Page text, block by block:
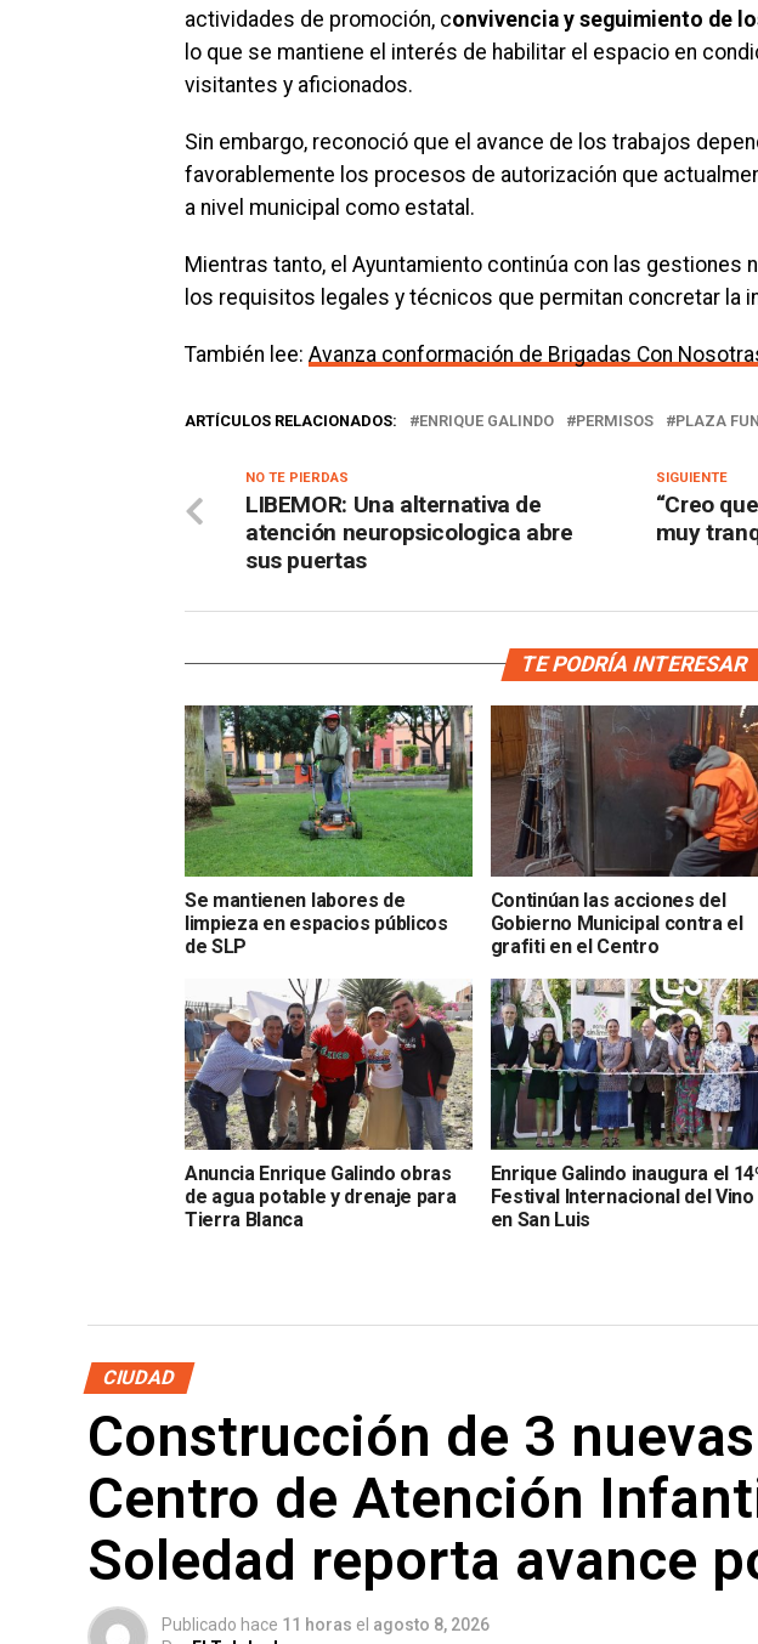
actividades de promoción, convivencia y seguimiento de
lo que se mantiene el interés de habilitar el espacio en
visitantes y aficionados.
Sin embargo, reconoció que el avance de los trabajos
favorablemente los procesos de autorización que
a nivel municipal como estatal.
Mientras tanto, el Ayuntamiento continúa con las gestiones
los requisitos legales y técnicos que permitan concretar la
También lee: Avanza conformación de Brigadas Con
ARTÍCULOS RELACIONADOS: ENRIQUE GALINDO PERMISOS PLAZA
SIGUIENTE
“Creo
muy
NO TE PIERDAS
LIBEMOR: Una alternativa de
atención neuropsicologica abre
sus puertas
TE PODRÍA INTERESAR
Se mantienen labores de
limpieza en espacios públicos
de SLP
Continúan las acciones del
Gobierno Municipal contra el
grafiti en el Centro
Anuncia Enrique Galindo obras
de agua potable y drenaje para
Tierra Blanca
Enrique Galindo inaugura el
Festival Internacional del Vino
en San Luis
CIUDAD
Construcción de 3
Centro de Atención
Soledad reporta avance
Publicado hace 11 horas el agosto 8, 2026